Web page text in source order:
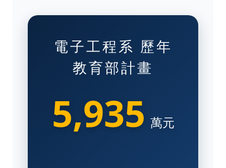
電子工程系 歷年
教育部計畫
5,935 萬元